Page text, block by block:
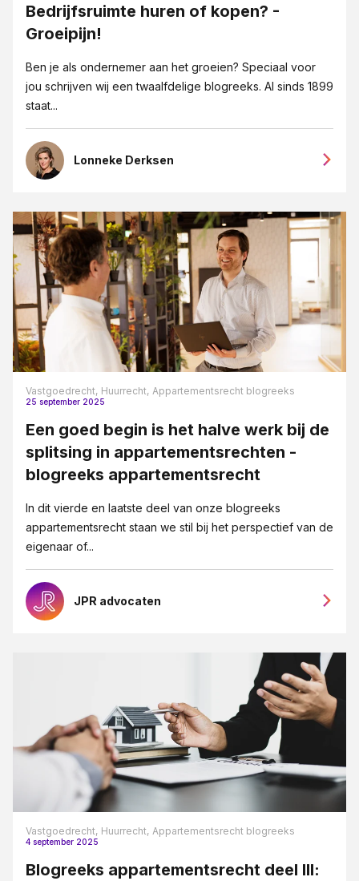
Bedrijfsruimte huren of kopen? -
Groeipijn!
Ben je als ondernemer aan het groeien? Speciaal voor
jou schrijven wij een twaalfdelige blogreeks. Al sinds 1899
staat...
Lonneke Derksen
Vastgoedrecht, Huurrecht, Appartementsrecht blogreeks
25 september 2025
Een goed begin is het halve werk bij de
splitsing in appartementsrechten -
blogreeks appartementsrecht
In dit vierde en laatste deel van onze blogreeks
appartementsrecht staan we stil bij het perspectief van de
eigenaar of...
JPR advocaten
Vastgoedrecht, Huurrecht, Appartementsrecht blogreeks
4 september 2025
Blogreeks appartementsrecht deel III: